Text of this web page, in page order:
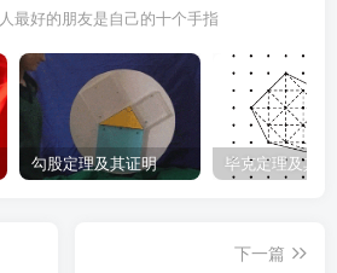
人最好的朋友是自己的十个手指
勾股定理及其证明 毕克定理及其
下一篇